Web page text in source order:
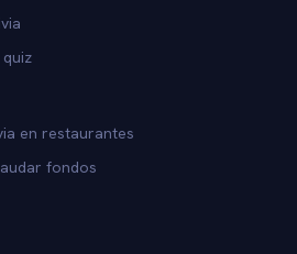
en restaurantes
fondos